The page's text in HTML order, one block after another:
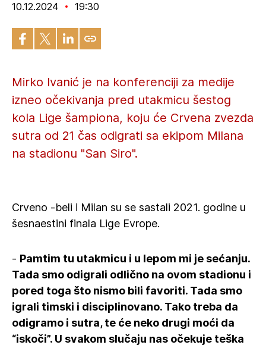
10.12.2024 19:30
Mirko Ivanić je na konferenciji za medije
izneo očekivanja pred utakmicu šestog
kola Lige šampiona, koju će Crvena zvezda
sutra od 21 čas odigrati sa ekipom Milana
na stadionu "San Siro".
Crveno -beli i Milan su se sastali 2021. godine u
šesnaestini finala Lige Evrope.
- Pamtim tu utakmicu i u lepom mi je sećanju.
Tada smo odigrali odlično na ovom stadionu i
pored toga što nismo bili favoriti. Tada smo
igrali timski i disciplinovano. Tako treba da
odigramo i sutra, te će neko drugi moći da
“iskoči”. U svakom slučaju nas očekuje teška